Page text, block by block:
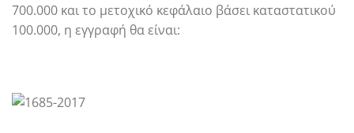
700.000 και το μετοχικό κεφάλαιο βάσει καταστατικού
100.000, η εγγραφή θα είναι: